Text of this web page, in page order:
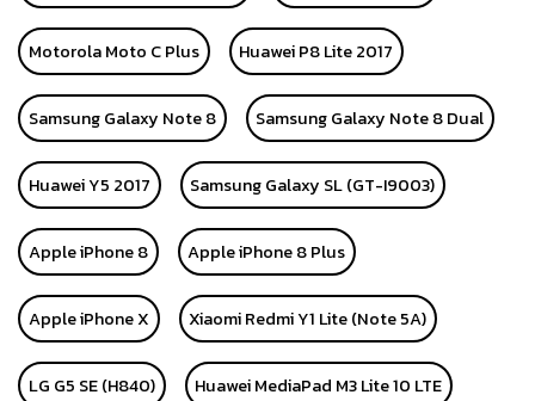
Motorola Moto C Plus Huawei P8 Lite 2017
Samsung Galaxy Note 8 Samsung Galaxy Note 8 Dual
Huawei Y5 2017 Samsung Galaxy SL (GT-I9003)
Apple iPhone 8 Apple iPhone 8 Plus
Apple iPhone X Xiaomi Redmi Y1 Lite (Note 5A)
LG G5 SE (H840) Huawei MediaPad M3 Lite 10 LTE